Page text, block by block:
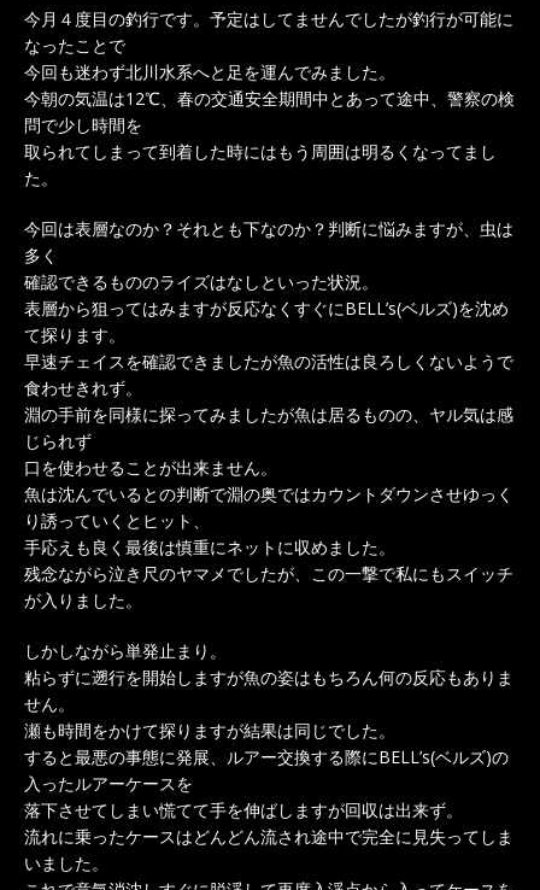
今月４度目の釣行です。予定はしてませんでしたが釣行が可能に
なったことで
今回も迷わず北川水系へと足を運んでみました。
今朝の気温は12℃、春の交通安全期間中とあって途中、警察の検
問で少し時間を
取られてしまって到着した時にはもう周囲は明るくなってまし
た。
今回は表層なのか？それとも下なのか？判断に悩みますが、虫は
多く
確認できるもののライズはなしといった状況。
表層から狙ってはみますが反応なくすぐにBELL’s(ベルズ)を沈め
て探ります。
早速チェイスを確認できましたが魚の活性は良ろしくないようで
食わせきれず。
淵の手前を同様に探ってみましたが魚は居るものの、ヤル気は感
じられず
口を使わせることが出来ません。
魚は沈んでいるとの判断で淵の奥ではカウントダウンさせゆっく
り誘っていくとヒット、
手応えも良く最後は慎重にネットに収めました。
残念ながら泣き尺のヤマメでしたが、この一撃で私にもスイッチ
が入りました。
しかしながら単発止まり。
粘らずに遡行を開始しますが魚の姿はもちろん何の反応もありま
せん。
瀬も時間をかけて探りますが結果は同じでした。
すると最悪の事態に発展、ルアー交換する際にBELL’s(ベルズ)の
入ったルアーケースを
落下させてしまい慌てて手を伸ばしますが回収は出来ず。
流れに乗ったケースはどんどん流され途中で完全に見失ってしま
いました。